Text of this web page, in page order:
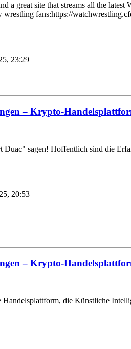
a great site that streams all the
wrestling fans:https://
23:29
– Krypto-
Duac" sagen! Hoffentlich sind die
20:53
– Krypto-
Handelsplattform, die Künstliche